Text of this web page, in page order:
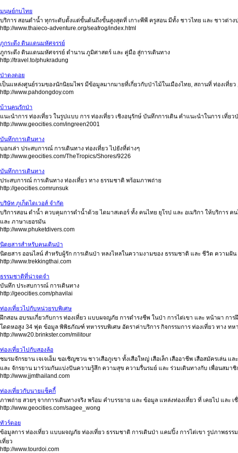
มนุษย์กบไทย
บริการ สอนดำน้ำ ทุกระดับตั้งแต่ขั้นต้นถึงขั้นสูงสุดที่ เกาะพีพี ครูสอน มีทั้ง ชาวไทย และ ชาวต่าง
http://www.thaieco-adventure.org/seafrog/index.html
ภูกระดึง ดินแดนมหัศจรรย์
ภูกระดึง ดินแดนมหัศจรรย์ ตำนาน ภูมิศาสตร์ และ คู่มือ สู่การเดินทาง
http://travel.to/phukradung
ป่าดงดอย
เป็นแหล่งศูนย์รวมของนักนิยมไพร มีข้อมูลมากมายที่เกี่ยวกับป่าไม้ในเมืองไทย, สถานที่ ท่องเที่ย
http://www.pahdongdoy.com
บ้านคนรักป่า
แนะนำการ ท่องเที่ยว ในรูปแบบ การ ท่องเที่ยว เชิงอนุรักษ์ บันทึกการเดิน คำแนะนำในการ เที่
http://www.geocities.com/ingreen2001
บันทึกการเดินทาง
บอกเล่า ประสบการณ์ การเดินทาง ท่องเที่ยว ไปยังที่ต่างๆ
http://www.geocities.com/TheTropics/Shores/9226
บันทึกการเดินทาง
ประสบการณ์ การเดินทาง ท่องเที่ยว ทาง ธรรมชาติ พร้อมภาพถ่าย
http://geocities.comrunsuk
บริษัท ภูเก็ตไดเวอส์ จำกัด
บริการสอน ดำน้ำ ควบคุมการดำน้ำด้วย ไดมาสเตอร์ ทั้ง คนไทย ยุโรป และ อเมริกา ให้บริการ
และ ภาษาเยอรมัน
http://www.phuketdivers.com
นิตยสารสำหรับคนเดินป่า
นิตยสาร ออนไลน์ สำหรับผู้รัก การเดินป่า หลงไหลในความงามของ ธรรมชาติ และ ชีวิต ความฝั
http://www.trekkingthai.com
ธรรมชาติที่น่าจดจำ
บันทึก ประสบการณ์ การเดินทาง
http://geocities.com/phavilai
ท่องเที่ยวไปกับหน่วยรบพิเศษ
ฝึกสอน อบรมเกี่ยวกับการ ท่องเที่ยว แบบผจญภัย การดำรงชีพ ในป่า การไต่เขา และ หน้าผา กา
โดดหอสูง 34 ฟุต ข้อมูล พิพิธภัณฑ์ ทหารรบพิเศษ อัตราค่าบริการ กิจกรรมการ ท่องเที่ยว ทาง ทห
http://www20.brinkster.com/militour
ท่องเที่ยวไปกับสองล้อ
ชมรมจักรยาน เจเจเอ็ม ขอเชิญชวน ชาวเสือภูเขา ทั้งเสือใหญ่ เสือเล็ก เสืออาชีพ เสือสมัครเล่น
และ จักรยาน มาร่วมกันแบ่งปันความรู้สึก ความสุข ความรื่นรมย์ และ ร่วมเดินทางกับ เพื่อนสมา
http://www.jjmthailand.com
ท่องเที่ยวกับนายแซ็คกี้
ภาพถ่าย สวยๆ จากการเดินทางจริง พร้อม คำบรรยาย และ ข้อมูล แหล่งท่องเที่ยว ที่ เคยไป และ เ
http://www.geocities.com/sagee_wong
ทัวร์ดอย
ข้อมูลการ ท่องเที่ยว แบบผจญภัย ท่องเที่ยว ธรรมชาติ การเดินป่า แคมปิ้ง การไต่เขา รูปภาพธร
เที่ยว
http://www.tourdoi.com